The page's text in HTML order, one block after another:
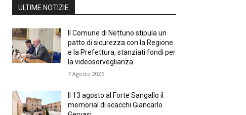
ULTIME NOTIZIE
Il Comune di Nettuno stipula un
patto di sicurezza con la Regione
e la Prefettura, stanziati fondi per
la videosorveglianza
7 Agosto 2026
Il 13 agosto al Forte Sangallo il
memorial di scacchi Giancarlo